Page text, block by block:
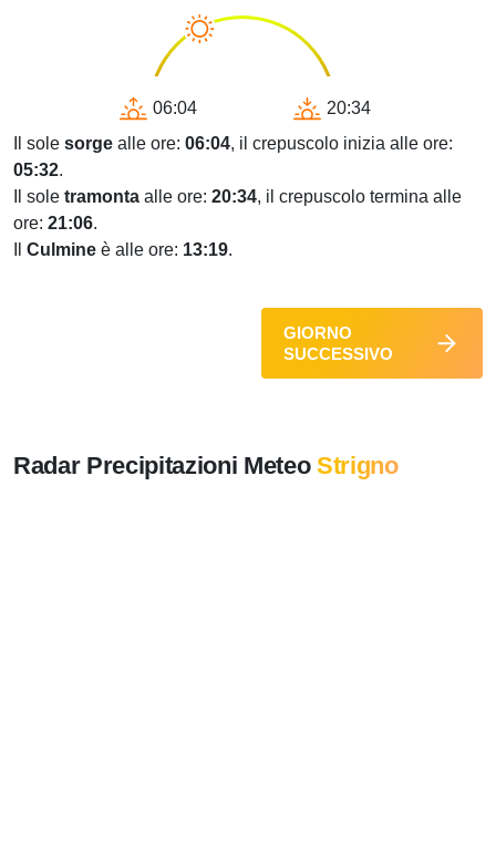
06:04
20:34
Il sole sorge alle ore: 06:04, il crepuscolo inizia alle ore:
05:32.
Il sole tramonta alle ore: 20:34, il crepuscolo termina alle
ore: 21:06.
Culmine è alle ore: 13:19.
GIORNO
SUCCESSIVO
Radar Precipitazioni MeteoStrigno